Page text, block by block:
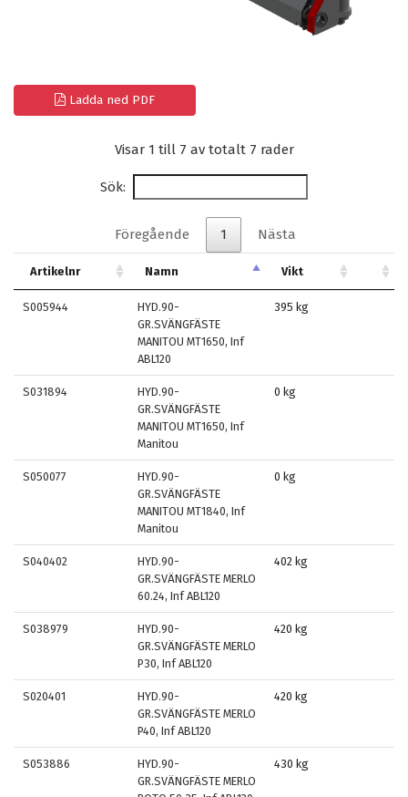
Ladda ned PDF
Visar 1 till 7 av totalt 7 rader
Sök:
Föregående 1 Nästa
Artikelnr Namn Vikt
S005944
HYD.90-
GR.SVÄNGFÄSTE
MANITOU MT1650, Inf
ABL120
395 kg
S031894
HYD.90-
GR.SVÄNGFÄSTE
MANITOU MT1650, Inf
Manitou
0 kg
S050077
HYD.90-
GR.SVÄNGFÄSTE
MANITOU MT1840, Inf
Manitou
0 kg
S040402
HYD.90-
GR.SVÄNGFÄSTE MERLO
60.24, Inf ABL120
402 kg
S038979
HYD.90-
GR.SVÄNGFÄSTE MERLO
P30, Inf ABL120
420 kg
S020401
HYD.90-
GR.SVÄNGFÄSTE MERLO
P40, Inf ABL120
420 kg
S053886
HYD.90-
GR.SVÄNGFÄSTE MERLO
430 kg